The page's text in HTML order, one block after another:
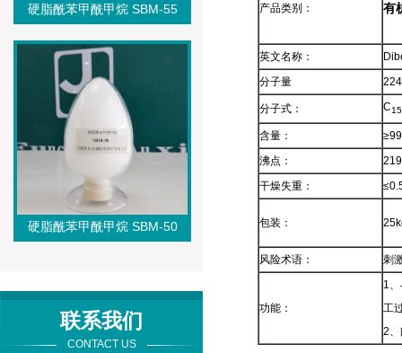
硬脂酰苯甲酰甲烷 SBM-55
硬脂酰苯甲酰甲烷 SBM-50
联系我们
CONTACT US
产品类别： 有
英文名称：
分子量
分子式： C15
含量：
沸点：
干燥失重：
包装：
风险术语： 刺
功能：
1
工
2